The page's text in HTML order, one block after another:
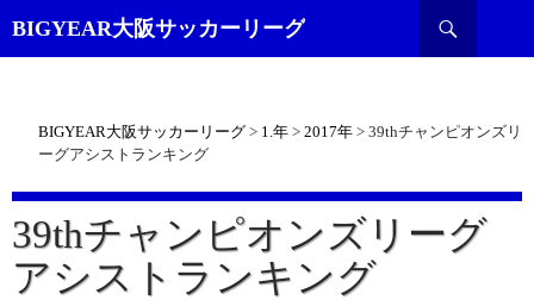
BIGYEAR大阪サッカーリーグ
索
BIGYEAR大阪サッカーリーグ > 1.年 > 2017年 > 39thチャンピオンズリ
ーグアシストランキング
39thチャンピオンズリーグ
アシストランキング